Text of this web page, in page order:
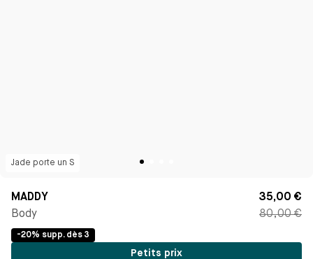
Jade porte un S
MADDY
Body
35,00 €
80,00 €
-20% supp. dès 3
Petits prix